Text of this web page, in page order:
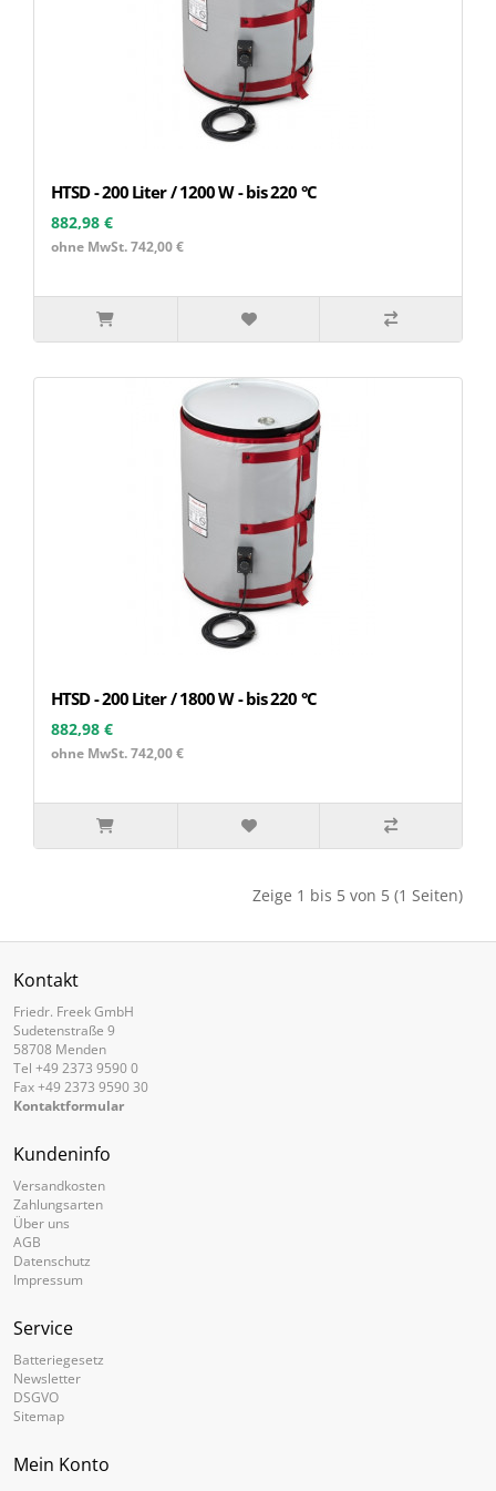
HTSD - 200 Liter / 1200 W - bis 220 °C
882,98 €
ohne MwSt. 742,00 €
HTSD - 200 Liter / 1800 W - bis 220 °C
882,98 €
ohne MwSt. 742,00 €
Zeige 1 bis 5 von 5 (1 Seiten)
Kontakt
Friedr. Freek GmbH
Sudetenstraße 9
58708 Menden
Tel +49 2373 9590 0
Fax +49 2373 9590 30
Kontaktformular
Kundeninfo
Versandkosten
Zahlungsarten
Über uns
AGB
Datenschutz
Impressum
Service
Batteriegesetz
Newsletter
DSGVO
Sitemap
Mein Konto